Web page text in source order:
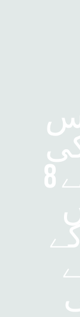
ہیلپ لائن نے 8